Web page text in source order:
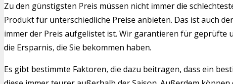
Zu den günstigsten Preis müssen nicht immer die
Produkt für unterschiedliche Preise anbieten. Das ist auch
immer der Preis aufgelistet ist. Wir garantieren für geprüfte
die Ersparnis, die Sie bekommen haben.
Es gibt bestimmte Faktoren, die dazu beitragen, dass ein